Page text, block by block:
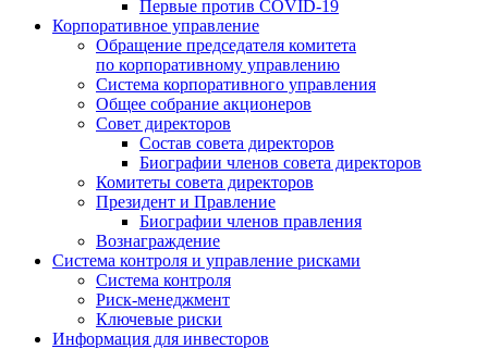
Первые против COVID‑19
Корпоративное управление
Обращение председателя комитета
по корпоративному управлению
Система корпоративного управления
Общее собрание акционеров
Совет директоров
Состав совета директоров
Биографии членов совета директоров
Комитеты совета директоров
Президент и Правление
Биографии членов правления
Вознаграждение
Система контроля и управление рисками
Система контроля
Риск-менеджмент
Ключевые риски
Информация для инвесторов